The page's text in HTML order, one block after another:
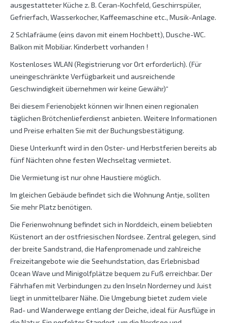
ausgestatteter Küche z. B. Ceran-Kochfeld, Geschirrspüler,
Gefrierfach, Wasserkocher, Kaffeemaschine etc., Musik-Anlage.
2 Schlafräume (eins davon mit einem Hochbett), Dusche-WC.
Balkon mit Mobiliar. Kinderbett vorhanden !
Kostenloses WLAN (Registrierung vor Ort erforderlich). (Für
uneingeschränkte Verfügbarkeit und ausreichende
Geschwindigkeit übernehmen wir keine Gewähr)“
Bei diesem Ferienobjekt können wir Ihnen einen regionalen
täglichen Brötchenlieferdienst anbieten. Weitere Informationen
und Preise erhalten Sie mit der Buchungsbestätigung.
Diese Unterkunft wird in den Oster- und Herbstferien bereits ab
fünf Nächten ohne festen Wechseltag vermietet.
Die Vermietung ist nur ohne Haustiere möglich.
Im gleichen Gebäude befindet sich die Wohnung Antje, sollten
Sie mehr Platz benötigen.
Die Ferienwohnung befindet sich in Norddeich, einem beliebten
Küstenort an der ostfriesischen Nordsee. Zentral gelegen, sind
der breite Sandstrand, die Hafenpromenade und zahlreiche
Freizeitangebote wie die Seehundstation, das Erlebnisbad
Ocean Wave und Minigolfplätze bequem zu Fuß erreichbar. Der
Fährhafen mit Verbindungen zu den Inseln Norderney und Juist
liegt in unmittelbarer Nähe. Die Umgebung bietet zudem viele
Rad- und Wanderwege entlang der Deiche, ideal für Ausflüge in